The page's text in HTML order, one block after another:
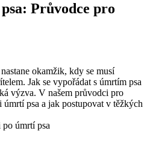
Průvodce pro
okamžik, kdy se musí
Jak se vypořádat s úmrtím psa
výzva. V našem průvodci pro
psa a jak postupovat v těžkých